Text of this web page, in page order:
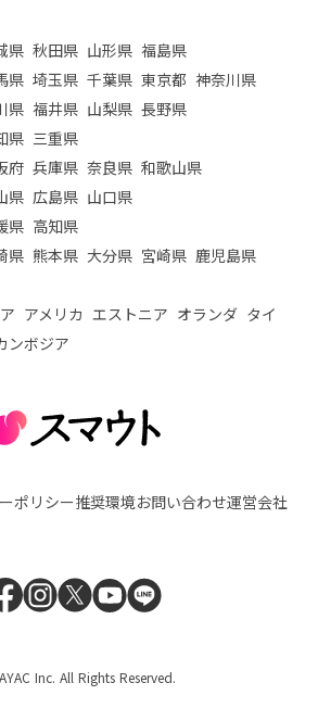
県 秋田県 山形県 福島県
県 埼玉県 千葉県 東京都 神奈川県
県 福井県 山梨県 長野県
県 三重県
府 兵庫県 奈良県 和歌山県
県 広島県 山口県
県 高知県
県 熊本県 大分県 宮崎県 鹿児島県
アメリカ エストニア オランダ タイ
ンボジア
ポリシー推奨環境お問い合わせ運営会社
Inc. All Rights Reserved.